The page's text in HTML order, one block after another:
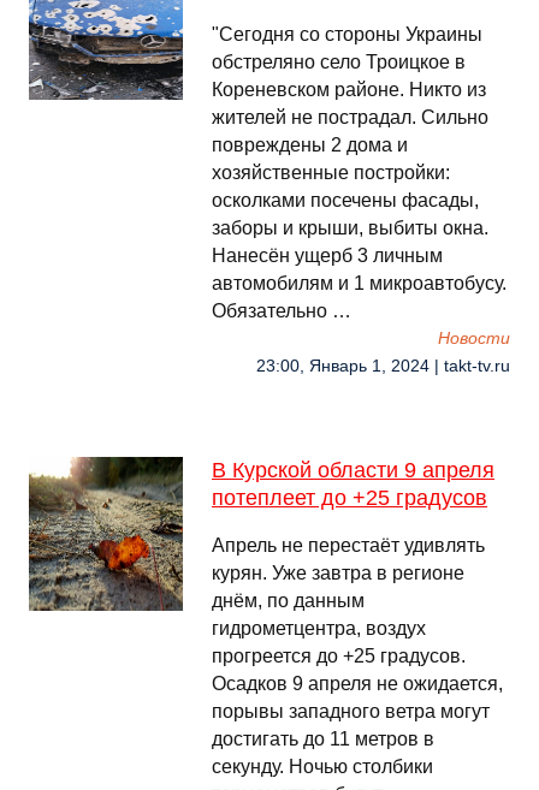
"Сегодня со стороны Украины
обстреляно село Троицкое в
Кореневском районе. Никто из
жителей не пострадал. Сильно
повреждены 2 дома и
хозяйственные постройки:
осколками посечены фасады,
заборы и крыши, выбиты окна.
Нанесён ущерб 3 личным
автомобилям и 1 микроавтобусу.
Обязательно …
Новости
23:00, Январь 1, 2024 | takt-tv.ru
В Курской области 9 апреля
потеплеет до +25 градусов
Апрель не перестаёт удивлять
курян. Уже завтра в регионе
днём, по данным
гидрометцентра, воздух
прогреется до +25 градусов.
Осадков 9 апреля не ожидается,
порывы западного ветра могут
достигать до 11 метров в
секунду. Ночью столбики